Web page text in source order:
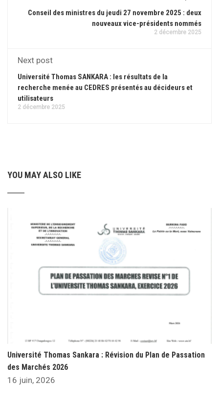
Conseil des ministres du jeudi 27 novembre 2025 : deux
nouveaux vice-présidents nommés
2 décembre 2025
Next post
Université Thomas SANKARA : les résultats de la
recherche menée au CEDRES présentés au décideurs et
utilisateurs
2 décembre 2025
YOU MAY ALSO LIKE
Université Thomas Sankara : Révision du Plan de Passation
des Marchés 2026
16 juin, 2026